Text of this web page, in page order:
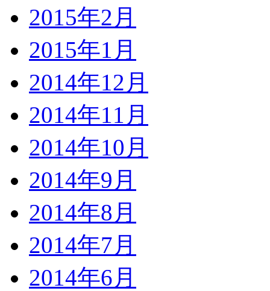
2015年2月
2015年1月
2014年12月
2014年11月
2014年10月
2014年9月
2014年8月
2014年7月
2014年6月